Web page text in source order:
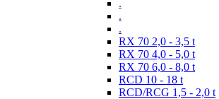
.
.
.
RX 70 2,0 - 3,5 t
RX 70 4,0 - 5,0 t
RX 70 6,0 - 8,0 t
RCD 10 - 18 t
RCD/RCG 1,5 - 2,0 t